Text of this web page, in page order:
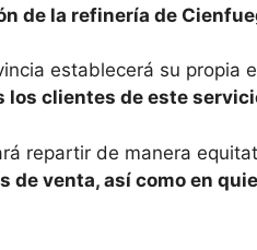
de la refinería de
establecerá su propia
los clientes de este
repartir de manera
de venta, así como en